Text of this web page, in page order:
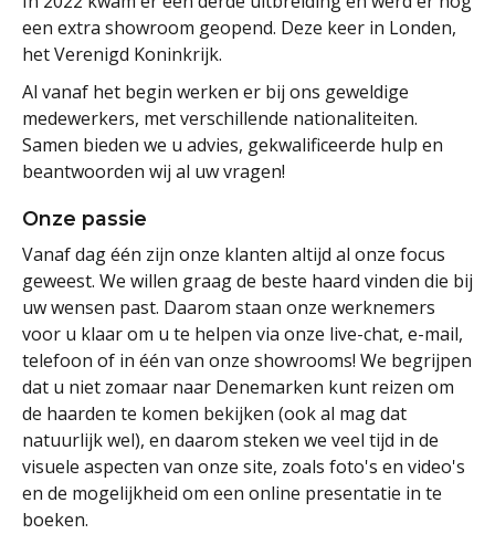
een extra showroom geopend. Deze keer in Londen,
het Verenigd Koninkrijk.
Al vanaf het begin werken er bij ons geweldige
medewerkers, met verschillende nationaliteiten.
Samen bieden we u advies, gekwalificeerde hulp en
beantwoorden wij al uw vragen!
Onze passie
Vanaf dag één zijn onze klanten altijd al onze focus
geweest. We willen graag de beste haard vinden die bij
uw wensen past. Daarom staan onze werknemers
voor u klaar om u te helpen via onze live-chat, e-mail,
telefoon of in één van onze showrooms! We begrijpen
dat u niet zomaar naar Denemarken kunt reizen om
de haarden te komen bekijken (ook al mag dat
natuurlijk wel), en daarom steken we veel tijd in de
visuele aspecten van onze site, zoals foto's en video's
en de mogelijkheid om een online presentatie in te
boeken.